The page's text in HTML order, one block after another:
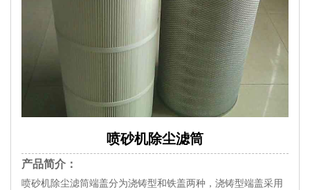
喷砂机除尘滤筒
产品简介：
喷砂机除尘滤筒端盖分为浇铸型和铁盖两种，浇铸型端盖采用